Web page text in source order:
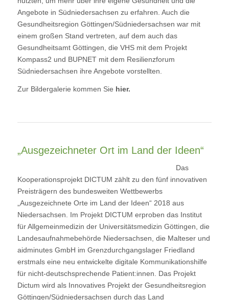
Angebote in Südniedersachsen zu erfahren. Auch die
Gesundheitsregion Göttingen/Südniedersachsen war mit
einem großen Stand vertreten, auf dem auch das
Gesundheitsamt Göttingen, die VHS mit dem Projekt
Kompass2 und BUPNET mit dem Resilienzforum
Südniedersachsen ihre Angebote vorstellten.
Zur Bildergalerie kommen Sie hier.
„Ausgezeichneter Ort im Land der Ideen“
Das
Kooperationsprojekt DICTUM zählt zu den fünf innovativen
Preisträgern des bundesweiten Wettbewerbs
„Ausgezeichnete Orte im Land der Ideen“ 2018 aus
Niedersachsen. Im Projekt DICTUM erproben das Institut
für Allgemeinmedizin der Universitätsmedizin Göttingen, die
Landesaufnahmebehörde Niedersachsen, die Malteser und
aidminutes GmbH im Grenzdurchgangslager Friedland
erstmals eine neu entwickelte digitale Kommunikationshilfe
für nicht-deutschsprechende Patient:innen. Das Projekt
Dictum wird als Innovatives Projekt der Gesundheitsregion
Göttingen/Südniedersachsen durch das Land